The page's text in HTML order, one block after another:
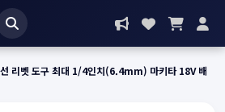
선 리벳 도구 최대 1/4인치(6.4mm) 마키타 18V 배